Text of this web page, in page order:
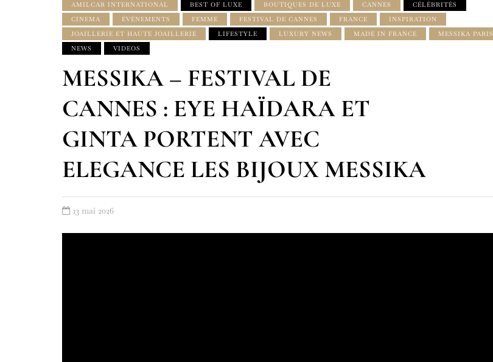
AMILCAR INTERNATIONAL
BEST OF LUXE BOUTIQUES DE LUXE CANNES
CÉLÉBRITÉS
CINEMA
ÉVÉNEMENTS FEMME FESTIVAL DE CANNES FRANCE
INSPIRATION
JOAILLERIE ET HAUTE JOAILLERIE
LIFESTYLE LUXURY NEWS MADE IN FRANCE
MESSIKA PARIS
NEWS
VIDEOS
MESSIKA – FESTIVAL DE
CANNES : EYE HAÏDARA ET
GINTA PORTENT AVEC
ELEGANCE LES BIJOUX MESSIKA
13 mai 2026